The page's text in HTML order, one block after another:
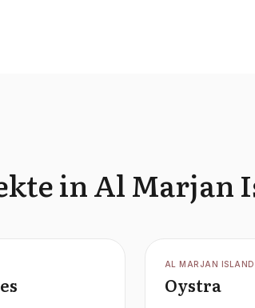
in Al Marjan
OFFPLAN
AL MARJAN ISLAND
Oystra